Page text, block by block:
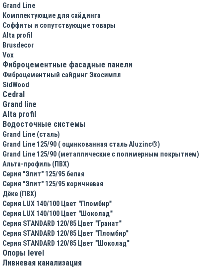
Grand Line
Комплектующие для сайдинга
Соффиты и сопутствующие товары
Alta profil
Brusdecor
Vox
Фиброцементные фасадные панели
Фиброцементный сайдинг Экосимпл
SidWood
Cedral
Grand line
Аlta profil
Водосточные системы
Grand Line (сталь)
Grand Line 125/90 ( оцинкованная сталь Aluzinc®)
Grand Line 125/90 (металлические с полимерным покрытием)
Альта-профиль (ПВХ)
Серия "Элит" 125/95 белая
Серия "Элит" 125/95 коричневая
Дёке (ПВХ)
Серия LUX 140/100 Цвет "Пломбир"
Серия LUX 140/100 Цвет "Шоколад"
Серия STANDARD 120/85 Цвет "Гранат"
Серия STANDARD 120/85 Цвет "Пломбир"
Серия STANDARD 120/85 Цвет "Шоколад"
Опоры level
Ливневая канализация